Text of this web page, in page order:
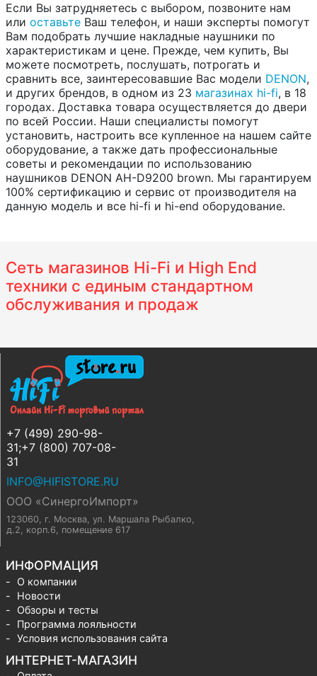
Если Вы затрудняетесь с выбором, позвоните нам
или оставьте Ваш телефон, и наши эксперты помогут
Вам подобрать лучшие накладные наушники по
характеристикам и цене. Прежде, чем купить, Вы
можете посмотреть, послушать, потрогать и
сравнить все, заинтересовавшие Вас модели DENON,
и других брендов, в одном из 23 магазинах hi-fi, в 18
городах. Доставка товара осуществляется до двери
по всей России. Наши специалисты помогут
установить, настроить все купленное на нашем сайте
оборудование, а также дать профессиональные
советы и рекомендации по использованию
наушников DENON AH-D9200 brown. Мы гарантируем
100% сертификацию и сервис от производителя на
данную модель и все hi-fi и hi-end оборудование.
Сеть магазинов Hi-Fi и High End
техники с единым стандартном
обслуживания и продаж
+7 (499) 290-98-
31;+7 (800) 707-08-
31
INFO@HIFISTORE.RU
ООО «СинергоИмпорт»
123060, г. Москва, ул. Маршала Рыбалко,
д.2, корп.6, помещение 617
ИНФОРМАЦИЯ
О компании
Новости
Обзоры и тесты
Программа лояльности
Условия использования сайта
ИНТЕРНЕТ-МАГАЗИН